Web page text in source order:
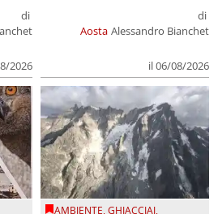
di
2026
Aosta
di
Alessandro Bianchet
il 06/08/2026
AMBIENTE,GHIACCIAI,